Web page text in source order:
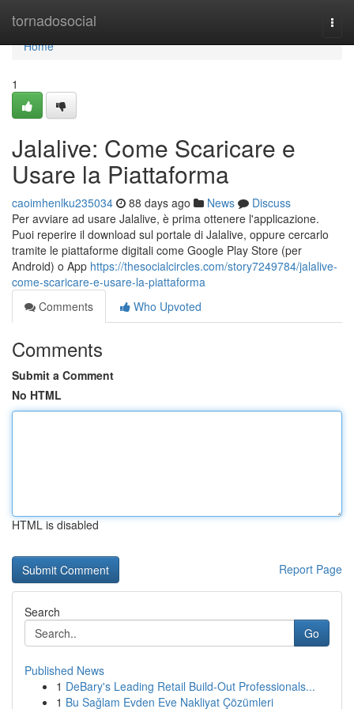
tornadosocial
Home
Home
1
Jalalive: Come Scaricare e
Usare la Piattaforma
caoimhenlku235034 88 days ago News
Discuss
Per avviare ad usare Jalalive, è prima ottenere l'applicazione.
Puoi reperire il download sul portale di Jalalive, oppure cercarlo
tramite le piattaforme digitali come Google Play Store (per
Android) o App https://thesocialcircles.com/story7249784/jalalive-
come-scaricare-e-usare-la-piattaforma
Comments
Who Upvoted
Comments
Submit a Comment
No HTML
HTML is disabled
Report Page
Search
Go
Published News
1 DeBary's Leading Retail Build-Out Professionals...
1 Bu Sağlam Evden Eve Nakliyat Çözümleri